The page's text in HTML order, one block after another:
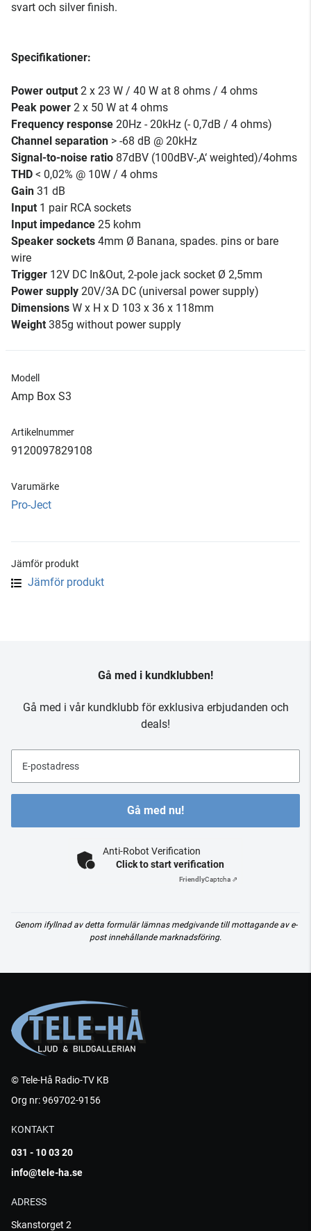
svart och silver finish.
Specifikationer:
Power output 2 x 23 W / 40 W at 8 ohms / 4 ohms
Peak power 2 x 50 W at 4 ohms
Frequency response 20Hz - 20kHz (- 0,7dB / 4 ohms)
Channel separation > -68 dB @ 20kHz
Signal-to-noise ratio 87dBV (100dBV-‚A‘ weighted)/4ohms
THD < 0,02% @ 10W / 4 ohms
Gain 31 dB
Input 1 pair RCA sockets
Input impedance 25 kohm
Speaker sockets 4mm Ø Banana, spades. pins or bare
wire
Trigger 12V DC In&Out, 2-pole jack socket Ø 2,5mm
Power supply 20V/3A DC (universal power supply)
Dimensions W x H x D 103 x 36 x 118mm
Weight 385g without power supply
Modell
Amp Box S3
Artikelnummer
9120097829108
Varumärke
Pro-Ject
Jämför produkt
Jämför produkt
Gå med i kundklubben!
Gå med i vår kundklubb för exklusiva erbjudanden och
deals!
E-postadress
Gå med nu!
Anti-Robot Verification
Click to start verification
FriendlyCaptcha ⇗
Genom ifyllnad av detta formulär lämnas medgivande till mottagande av e-
post innehållande marknadsföring.
© Tele-Hå Radio-TV KB
Org nr: 969702-9156
KONTAKT
031 - 10 03 20
info@tele-ha.se
ADRESS
Skanstorget 2